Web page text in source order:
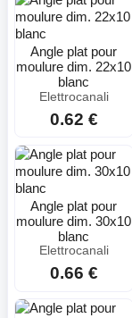
Angle plat pour
moulure dim. 22x10
blanc
Elettrocanali
0.62 €
Angle plat pour
moulure dim. 30x10
blanc
Elettrocanali
0.66 €